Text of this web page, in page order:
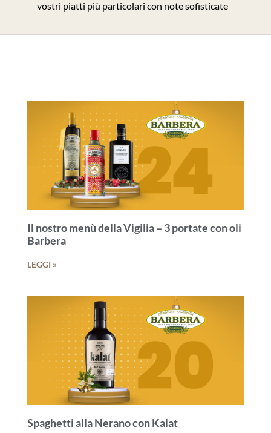
vostri piatti più particolari con note sofisticate
Il nostro menù della Vigilia – 3 portate con oli
Barbera
LEGGI »
Spaghetti alla Nerano con Kalat